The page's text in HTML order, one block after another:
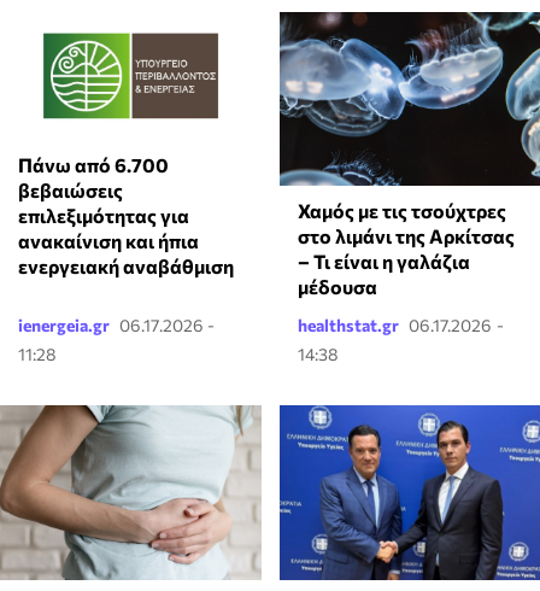
Πάνω από 6.700
βεβαιώσεις
επιλεξιμότητας για
ανακαίνιση και ήπια
ενεργειακή αναβάθμιση
ienergeia.gr 06.17.2026 -
11:28
Χαμός με τις τσούχτρες
στο λιμάνι της Αρκίτσας
– Τι είναι η γαλάζια
μέδουσα
healthstat.gr 06.17.2026 -
14:38